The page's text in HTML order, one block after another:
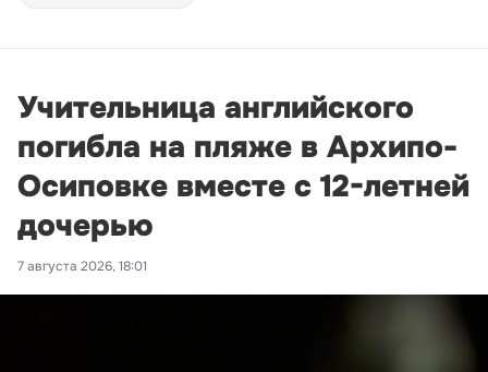
Учительница английского
погибла на пляже в Архипо-
Осиповке вместе с 12-летней
дочерью
7 августа 2026, 18:01